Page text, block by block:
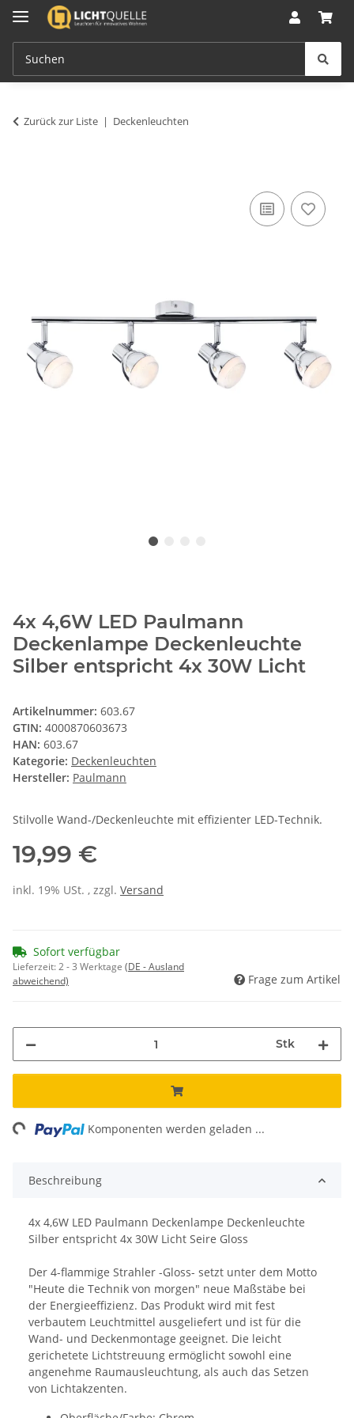
Zurück zur Liste Deckenleuchten
4x 4,6W LED Paulmann
Deckenlampe Deckenleuchte
Silber entspricht 4x 30W Licht
Artikelnummer: 603.67
GTIN: 4000870603673
HAN: 603.67
Kategorie: Deckenleuchten
Hersteller: Paulmann
Stilvolle Wand-/Deckenleuchte mit effizienter LED-Technik.
19,99 €
inkl. 19% USt. , zzgl. Versand
Sofort verfügbar
Lieferzeit:2 - 3 Werktage (DE - Ausland
abweichend)
Frage zum Artikel
Stk
Komponenten werden geladen ...
Beschreibung
4x 4,6W LED Paulmann Deckenlampe Deckenleuchte
Silber entspricht 4x 30W Licht Seire Gloss
Der 4-flammige Strahler -Gloss- setzt unter dem Motto
"Heute die Technik von morgen" neue Maßstäbe bei
der Energieeffizienz. Das Produkt wird mit fest
verbautem Leuchtmittel ausgeliefert und ist für die
Wand- und Deckenmontage geeignet. Die leicht
gerichetete Lichtstreuung ermöglicht sowohl eine
angenehme Raumausleuchtung, als auch das Setzen
von Lichtakzenten.